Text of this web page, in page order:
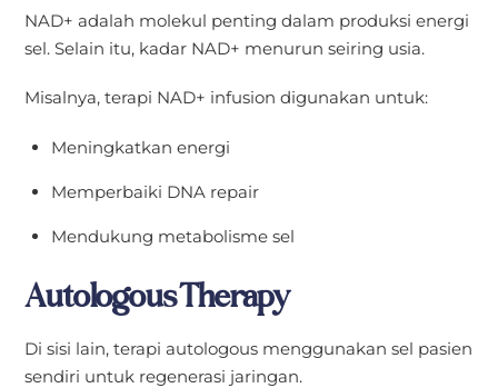
NAD+ adalah molekul penting dalam produksi energi
sel. Selain itu, kadar NAD+ menurun seiring usia.
Misalnya, terapi NAD+ infusion digunakan untuk:
Meningkatkan energi
Memperbaiki DNA repair
Mendukung metabolisme sel
Autologous Therapy
Di sisi lain, terapi autologous menggunakan sel pasien
sendiri untuk regenerasi jaringan.